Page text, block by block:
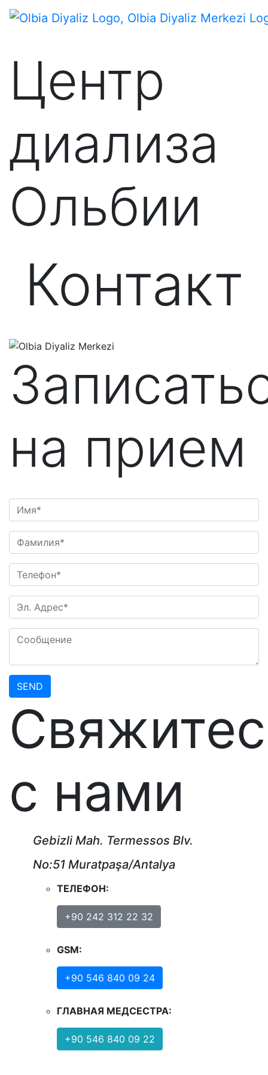
Центр
диализа
Ольбии
Контакт
на прием
SEND
с нами
Gebizli Mah. Termessos Blv.
No:51 Muratpaşa/Antalya
ТЕЛЕФОН:
+90 242 312 22 32
GSM:
+90 546 840 09 24
ГЛАВНАЯ МЕДСЕСТРА:
+90 546 840 09 22